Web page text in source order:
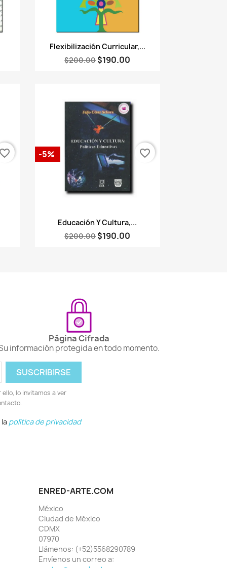
Vista rápida
Flexibilización Curricular,...
$200.00$190.00
favorite_border
Vista rápida
Educación Y Cultura,...
$200.00$190.00
-5% favorite_border
Página Cifrada
información protegida en todo momento.
lo invitamos a ver
política de privacidad
ENRED-ARTE.COM
México
Ciudad de México
CDMX
07970
Llámenos: (+52)5568290789
Envíenos un correo a: